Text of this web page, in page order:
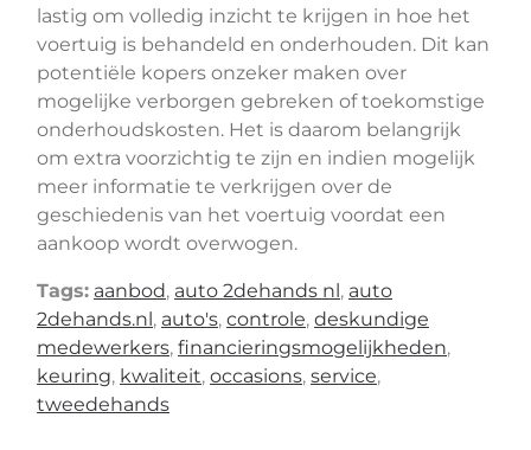
lastig om volledig inzicht te krijgen in hoe het
voertuig is behandeld en onderhouden. Dit kan
potentiële kopers onzeker maken over
mogelijke verborgen gebreken of toekomstige
onderhoudskosten. Het is daarom belangrijk
om extra voorzichtig te zijn en indien mogelijk
meer informatie te verkrijgen over de
geschiedenis van het voertuig voordat een
aankoop wordt overwogen.
Tags: aanbod, auto 2dehands nl, auto
2dehands.nl, auto's, controle, deskundige
medewerkers, financieringsmogelijkheden,
keuring, kwaliteit, occasions, service,
tweedehands